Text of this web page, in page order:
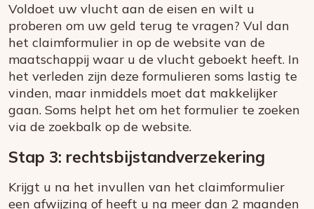
Voldoet uw vlucht aan de eisen en wilt u
proberen om uw geld terug te vragen? Vul dan
het claimformulier in op de website van de
maatschappij waar u de vlucht geboekt heeft. In
het verleden zijn deze formulieren soms lastig te
vinden, maar inmiddels moet dat makkelijker
gaan. Soms helpt het om het formulier te zoeken
via de zoekbalk op de website.
Stap 3: rechtsbijstandverzekering
Krijgt u na het invullen van het claimformulier
een afwijzing of heeft u na meer dan 2 maanden